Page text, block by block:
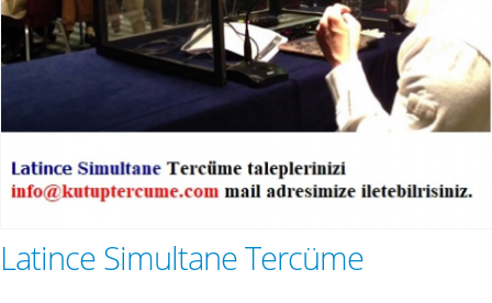
Latince Simultane Tercüme